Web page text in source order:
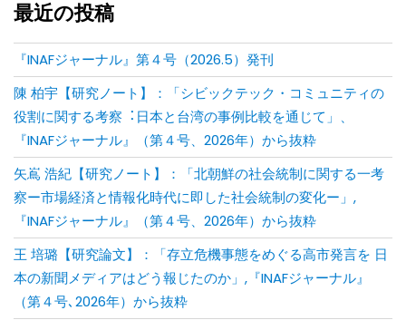
最近の投稿
『INAFジャーナル』第４号（2026.5）発刊
陳 柏宇【研究ノート】：「シビックテック・コミュニティの
役割に関する考察︓⽇本と台湾の事例⽐較を通じて」、
『INAFジャーナル』（第４号、2026年）から抜粋
矢嶌 浩紀【研究ノート】：「北朝鮮の社会統制に関する一考
察ー市場経済と情報化時代に即した社会統制の変化ー」,
『INAFジャーナル』（第４号、2026年）から抜粋
王 培璐【研究論文】：「存⽴危機事態をめぐる⾼市発⾔を ⽇
本の新聞メディアはどう報じたのか」,『INAFジャーナル』
（第４号､2026年）から抜粋